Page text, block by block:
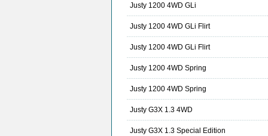
Justy 1200 4WD GLi
Justy 1200 4WD GLi Flirt
Justy 1200 4WD GLi Flirt
Justy 1200 4WD Spring
Justy 1200 4WD Spring
Justy G3X 1.3 4WD
Justy G3X 1.3 Special Edition